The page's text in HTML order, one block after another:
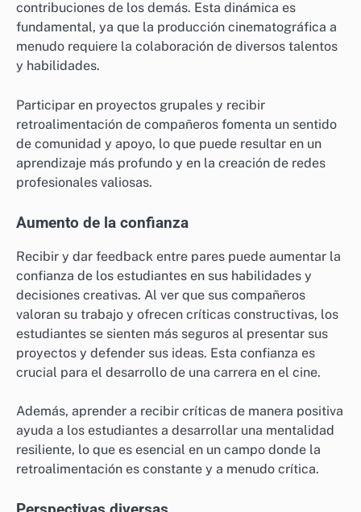
contribuciones de los demás. Esta dinámica es
fundamental, ya que la producción cinematográfica a
menudo requiere la colaboración de diversos talentos
y habilidades.
Participar en proyectos grupales y recibir
retroalimentación de compañeros fomenta un sentido
de comunidad y apoyo, lo que puede resultar en un
aprendizaje más profundo y en la creación de redes
profesionales valiosas.
Aumento de la confianza
Recibir y dar feedback entre pares puede aumentar la
confianza de los estudiantes en sus habilidades y
decisiones creativas. Al ver que sus compañeros
valoran su trabajo y ofrecen críticas constructivas, los
estudiantes se sienten más seguros al presentar sus
proyectos y defender sus ideas. Esta confianza es
crucial para el desarrollo de una carrera en el cine.
Además, aprender a recibir críticas de manera positiva
ayuda a los estudiantes a desarrollar una mentalidad
resiliente, lo que es esencial en un campo donde la
retroalimentación es constante y a menudo crítica.